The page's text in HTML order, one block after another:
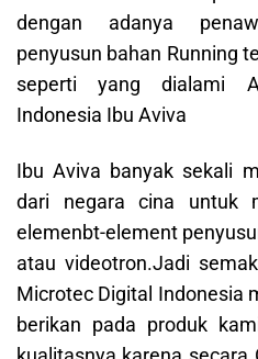
dengan adanya
penyusun bahan Running
seperti yang dialami
Indonesia Ibu Aviva
Ibu Aviva banyak sekali
dari negara cina untuk
elemenbt-element
atau videotron.Jadi
Microtec Digital Indonesia
berikan pada produk